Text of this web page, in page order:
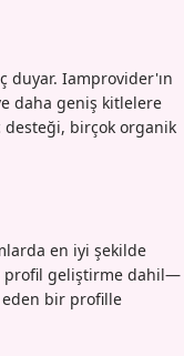
duyar. Iamprovider'ın
daha geniş kitlelere
desteği, birçok organik
en iyi şekilde
profil geliştirme dahil—
bir profille